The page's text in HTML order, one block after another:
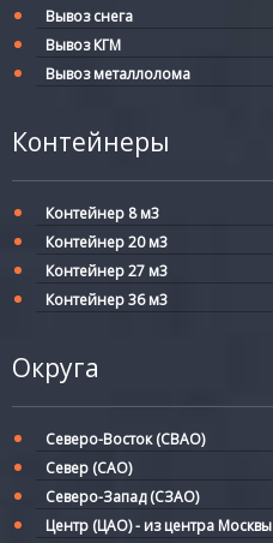
Вывоз снега
Вывоз КГМ
Вывоз металлолома
Контейнеры
Контейнер 8 м3
Контейнер 20 м3
Контейнер 27 м3
Контейнер 36 м3
Округа
Северо-Восток (СВАО)
Север (САО)
Северо-Запад (СЗАО)
Центр (ЦАО) - из центра Москвы